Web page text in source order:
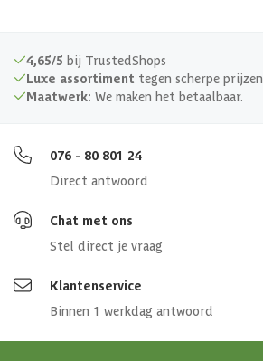
4,65/5 bij TrustedShops
Luxe assortiment tegen scherpe prijzen
Maatwerk: We maken het betaalbaar.
076 - 80 801 24
Direct antwoord
Chat met ons
Stel direct je vraag
Klantenservice
Binnen 1 werkdag antwoord